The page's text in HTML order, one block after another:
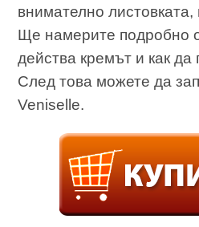
внимателно листовката,
Ще намерите подробно
действа кремът и как да
След това можете да
Veniselle.